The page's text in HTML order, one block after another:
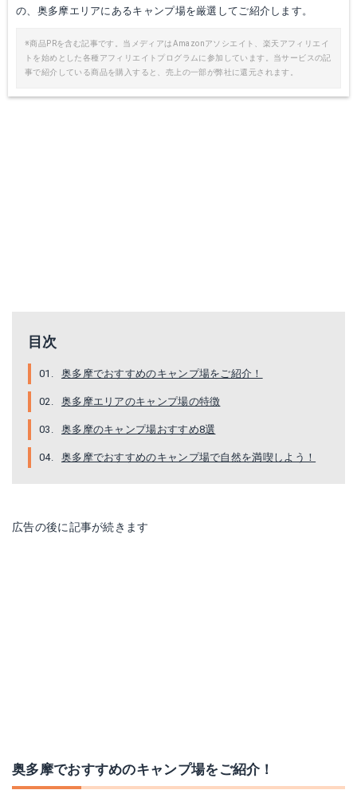
の、奥多摩エリアにあるキャンプ場を厳選してご紹介します。
※商品PRを含む記事です。当メディアはAmazonアソシエイト、楽天アフィリエイ
トを始めとした各種アフィリエイトプログラムに参加しています。当サービスの記
事で紹介している商品を購入すると、売上の一部が弊社に還元されます。
目次
奥多摩でおすすめのキャンプ場をご紹介！
奥多摩エリアのキャンプ場の特徴
奥多摩のキャンプ場おすすめ8選
奥多摩でおすすめのキャンプ場で自然を満喫しよう！
広告の後に記事が続きます
奥多摩でおすすめのキャンプ場をご紹介！